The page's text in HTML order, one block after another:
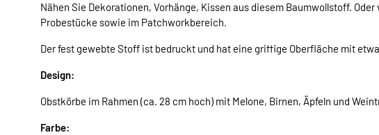
Nähen Sie Dekorationen, Vorhänge, Kissen aus diesem Baumwollstoff.
Probestücke sowie im Patchworkbereich.
Der fest gewebte Stoff ist bedruckt und hat eine griffige Oberfläche mit
Design:
Obstkörbe im Rahmen (ca. 28 cm hoch) mit Melone, Birnen, Äpfeln und
Farbe: